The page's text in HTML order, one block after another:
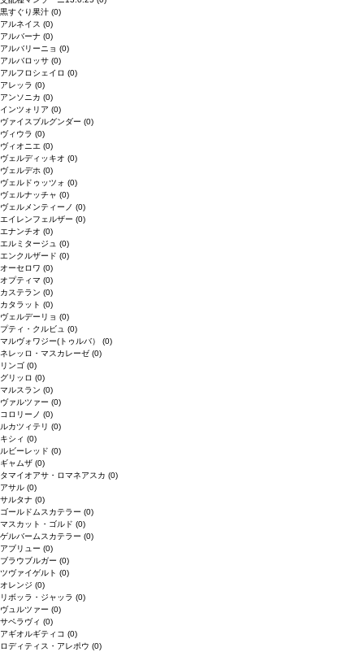
黒すぐり果汁 (0)
アルネイス (0)
アルバーナ (0)
アルバリーニョ (0)
アルバロッサ (0)
アルフロシェイロ (0)
アレッラ (0)
アンソニカ (0)
インツォリア (0)
ヴァイスブルグンダー (0)
ヴィウラ (0)
ヴィオニエ (0)
ヴェルディッキオ (0)
ヴェルデホ (0)
ヴェルドゥッツォ (0)
ヴェルナッチャ (0)
ヴェルメンティーノ (0)
エイレンフェルザー (0)
エナンチオ (0)
エルミタージュ (0)
エンクルザード (0)
オーセロワ (0)
オプティマ (0)
カステラン (0)
カタラット (0)
ヴェルデーリョ (0)
プティ・クルビュ (0)
マルヴォワジー(トゥルバ） (0)
ネレッロ・マスカレーゼ (0)
リンゴ (0)
グリッロ (0)
マルスラン (0)
ヴァルツァー (0)
コロリーノ (0)
ルカツィテリ (0)
キシィ (0)
ルビーレッド (0)
ギャムザ (0)
タマイオアサ・ロマネアスカ (0)
アサル (0)
サルタナ (0)
ゴールドムスカテラー (0)
マスカット・ゴルド (0)
ゲルバームスカテラー (0)
アブリュー (0)
ブラウブルガー (0)
ツヴァイゲルト (0)
オレンジ (0)
リボッラ・ジャッラ (0)
ヴュルツァー (0)
サペラヴィ (0)
アギオルギティコ (0)
ロディティス・アレポウ (0)